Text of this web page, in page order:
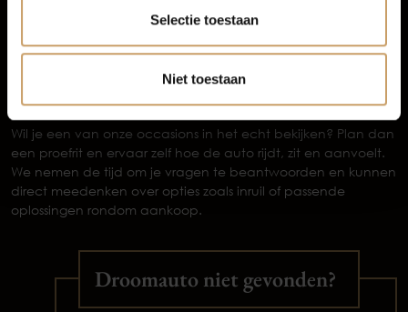
Selectie toestaan
Niet toestaan
nieuwe APK, onderhoudsbeurt, volle tank brandstof, 12
maanden pechhulp in Nederland en 24 maanden BOVAG
Plan vandaag nog je proefrit
Wil je een van onze occasions in het echt bekijken? Plan dan
een proefrit en ervaar zelf hoe de auto rijdt, zit en aanvoelt.
We nemen de tijd om je vragen te beantwoorden en kunnen
direct meedenken over opties zoals inruil of passende
oplossingen rondom aankoop.
Droomauto niet gevonden?